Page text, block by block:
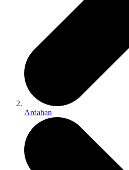
Ardahan